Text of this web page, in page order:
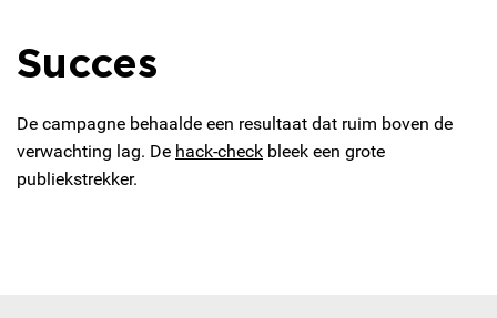
Succes
De campagne behaalde een resultaat dat ruim boven de
verwachting lag. De hack-check bleek een grote
publiekstrekker.